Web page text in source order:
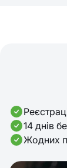
14 днів
Жодних